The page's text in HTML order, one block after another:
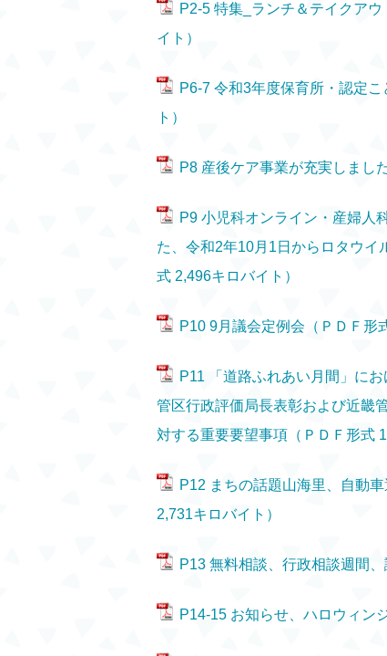
P2-5 特集_ランチ＆テイクア
イト）
P6-7 令和3年度保育所・認定
ト）
P8 産後ケア事業が充実しまし
P9 小児科オンライン・産婦人
た、令和2年10月1日からロタウイ
式 2,496キロバイト）
P10 9月議会定例会（ＰＤＦ形
P11 「道路ふれあい月間」に
管区行政評価局長表彰および近畿
対する重要要望事項（ＰＤＦ形式
P12 まちの話題山海里、自動
2,731キロバイト）
P13 無料相談、行政相談週間
P14-15 お知らせ、ハロウィン